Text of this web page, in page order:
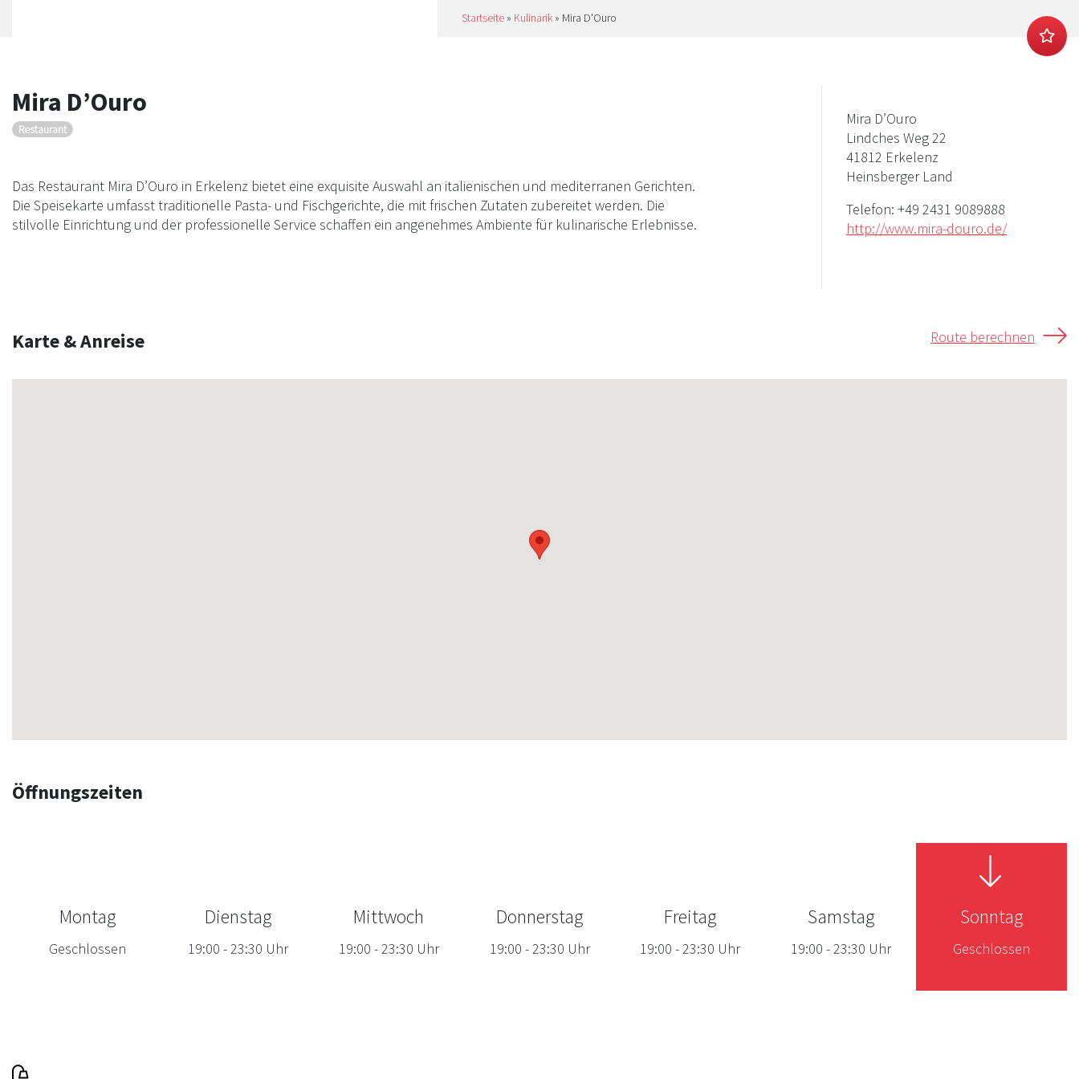
Startseite » Kulinarik » Mira D'Ouro
Mira D’Ouro
Restaurant
Das Restaurant Mira D’Ouro in Erkelenz bietet eine exquisite Auswahl an italienischen und mediterranen Gerichten.
Die Speisekarte umfasst traditionelle Pasta- und Fischgerichte, die mit frischen Zutaten zubereitet werden. Die
stilvolle Einrichtung und der professionelle Service schaffen ein angenehmes Ambiente für kulinarische Erlebnisse.
Mira D’Ouro
Lindches Weg 22
41812 Erkelenz
Heinsberger Land
Telefon: +49 2431 9089888
http://www.mira-douro.de/
Karte & Anreise Route berechnen
Öffnungszeiten
Montag
Geschlossen
Dienstag
19:00 -23:30 Uhr
Mittwoch
19:00 -23:30 Uhr
Donnerstag
19:00 -23:30 Uhr
Freitag
19:00 -23:30 Uhr
Samstag
19:00 -23:30 Uhr
Sonntag
Geschlossen